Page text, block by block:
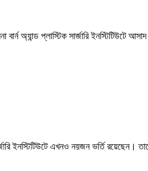
অ্যান্ড প্লাস্টিক সার্জারি
ইনস্টিটিউটে এখনও নয়জন ভর্তি রয়েছেন।